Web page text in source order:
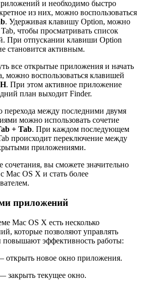
и необходимо быстро
из них, можно воспользоваться
. Удерживая клавишу Option, можно
чтобы просматривать список
При отпускании клавиши Option
становится активным.
все открытые приложения и начать
можно воспользоваться клавишей
. При этом активное приложение
план выходит Finder.
перехода между последними двумя
можно использовать сочетие
+ Tab. При каждом последующем
происходит переключение между
приложениями.
сочетания, вы сможете значительно
Mac OS X и стать более
приложений
Mac OS X есть несколько
которые позволяют управлять
эффективность работы:
открыть новое окно приложения.
закрыть текущее окно.